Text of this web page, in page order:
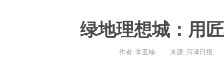
绿地理想城：用
作者: 李亚楠 来源: 菏泽日报